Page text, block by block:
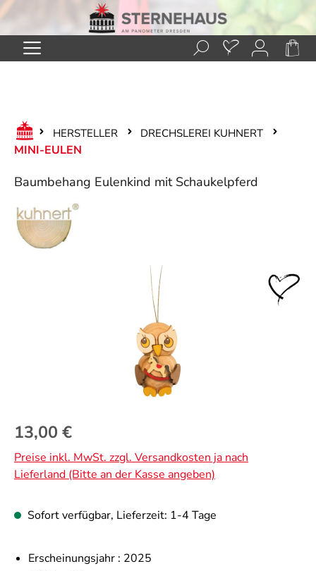
Zum Hauptinhalt springen
HERSTELLER DRECHSLEREI KUHNERT
MINI-EULEN
Baumbehang Eulenkind mit Schaukelpferd
Regulärer Preis:
13,00 €
Preise inkl. MwSt. zzgl. Versandkosten ja nach
Lieferland (Bitte an der Kasse angeben)
Sofort verfügbar, Lieferzeit: 1-4 Tage
Erscheinungsjahr : 2025